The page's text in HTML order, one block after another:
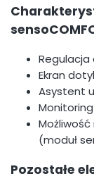
Ekran
Asystent
(moduł
Pozostałe